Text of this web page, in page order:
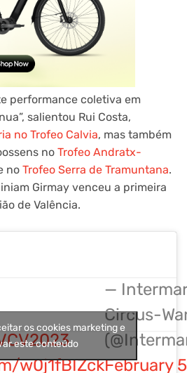
performance coletiva em
salientou Rui Costa,
no Trofeo Calvia, mas também
no Trofeo Andratx-
no Trofeo Serra de Tramuntana.
Girmay venceu a primeira
de Valência.
w0j1fBIZck
—
Circus-
February
os cookies marketing e
este conteúdo